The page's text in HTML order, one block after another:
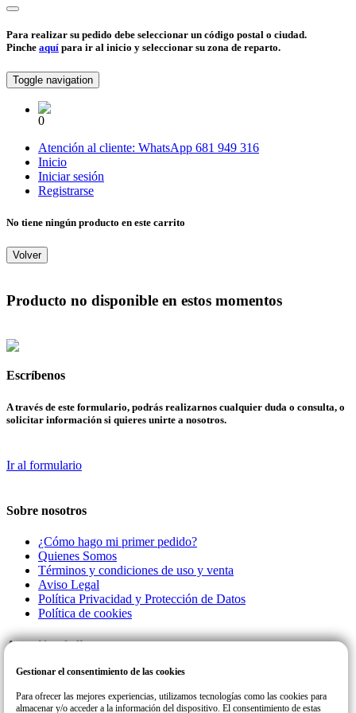
Para realizar su pedido debe seleccionar un código postal o ciudad.
Pinche aquí para ir al inicio y seleccionar su zona de reparto.
Toggle navigation
0
Atención al cliente: WhatsApp 681 949 316
Inicio
Iniciar sesión
Registrarse
No tiene ningún producto en este carrito
Volver
Producto no disponible en estos momentos
Escríbenos
A través de este formulario, podrás realizarnos cualquier duda o consulta, o
solicitar información si quieres unirte a nosotros.
Ir al formulario
Sobre nosotros
¿Cómo hago mi primer pedido?
Quienes Somos
Términos y condiciones de uso y venta
Aviso Legal
Política Privacidad y Protección de Datos
Política de cookies
Atención al cliente
Llamanos a este número de teléfono para cualquier consulta o incidencia
Gestionar el consentimiento de las cookies
Para ofrecer las mejores experiencias, utilizamos tecnologías como las cookies para
almacenar y/o acceder a la información del dispositivo. El consentimiento de estas